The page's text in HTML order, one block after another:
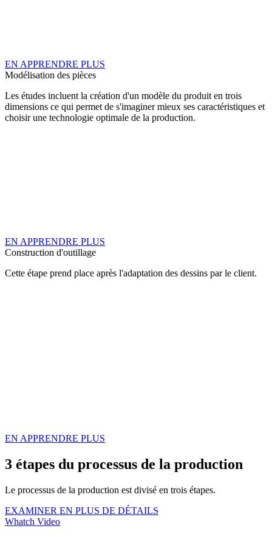
EN APPRENDRE PLUS
Modélisation des pièces
Les études incluent la création d'un modèle du produit en trois
dimensions ce qui permet de s'imaginer mieux ses caractéristiques et
choisir une technologie optimale de la production.
EN APPRENDRE PLUS
Construction d'outillage
Cette étape prend place après l'adaptation des dessins par le client.
EN APPRENDRE PLUS
3 étapes du processus de la production
Le processus de la production est divisé en trois étapes.
EXAMINER EN PLUS DE DÉTAILS
Whatch Video